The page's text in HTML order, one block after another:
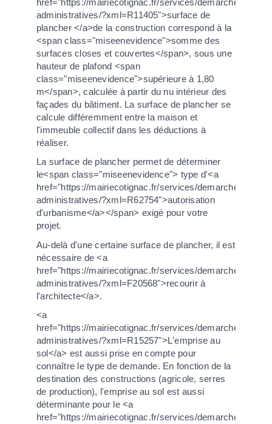
administratives/?xml=R11405">surface de
plancher </a>de la construction correspond à la
<span class="miseenevidence">somme des
surfaces closes et couvertes</span>, sous une
hauteur de plafond <span
class="miseenevidence">supérieure à 1,80
m</span>, calculée à partir du nu intérieur des
façades du bâtiment. La surface de plancher se
calcule différemment entre la maison et
l'immeuble collectif dans les déductions à
réaliser.
La surface de plancher permet de déterminer
le<span class="miseenevidence"> type d'<a
href="https://mairiecotignac.fr/services/demarches-
administratives/?xml=R62754">autorisation
d'urbanisme</a></span> exigé pour votre
projet.
Au-delà d'une certaine surface de plancher, il est
nécessaire de <a
href="https://mairiecotignac.fr/services/demarches-
administratives/?xml=F20568">recourir à
l'architecte</a>.
<a
href="https://mairiecotignac.fr/services/demarches-
administratives/?xml=R15257">L'emprise au
sol</a> est aussi prise en compte pour
connaître le type de demande. En fonction de la
destination des constructions (agricole, serres
de production), l'emprise au sol est aussi
déterminante pour le <a
href="https://mairiecotignac.fr/services/demarches-